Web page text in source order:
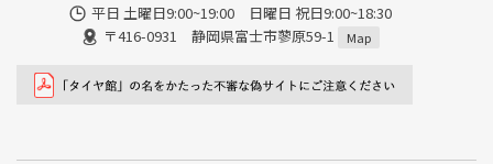
平日 土曜日9:00~19:00 日曜日 祝日9:00~18:30
〒416-0931 静岡県富士市蓼原59-1
Map